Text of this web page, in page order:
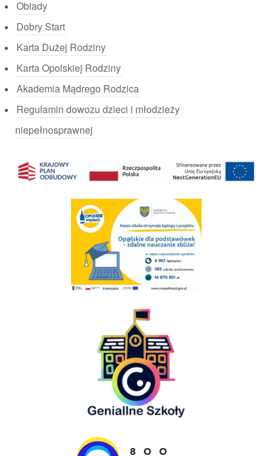
Obiady
Dobry Start
Karta Dużej Rodziny
Karta Opolskiej Rodziny
Akademia Mądrego Rodzica
Regulamin dowozu dzieci i młodzieży
niepełnosprawnej